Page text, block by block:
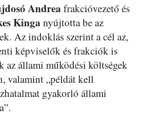
Andrea frakcióvezető és
Kinga nyújtotta be az
Az indoklás szerint a cél az,
képviselők és frakciók is
az állami működési költségek
valamint „példát kell
gyakorló állami